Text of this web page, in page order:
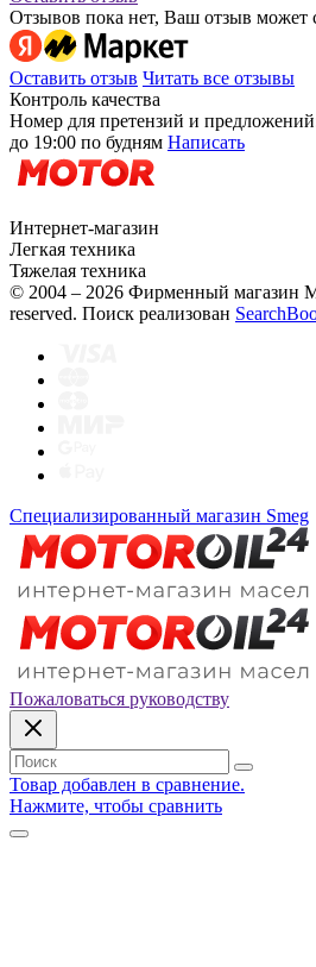
Отзывов пока нет, Ваш отзыв может
Оставить отзыв Читать все отзывы
Контроль качества
Номер для претензий и
до 19:00 по будням Написать
Интернет-магазин
Легкая техника
Тяжелая техника
© 2004 – 2026 Фирменный магазин
reserved. Поиск реализован
Специализированный магазин Smeg
Пожаловаться руководству
Товар добавлен в сравнение.
Нажмите, чтобы сравнить